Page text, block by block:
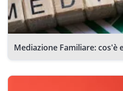
Mediazione Familiare: cos'è